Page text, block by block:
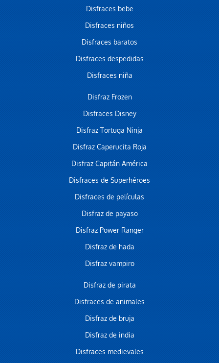
Disfraces bebe
Disfraces niños
Disfraces baratos
Disfraces despedidas
Disfraces niña
Disfraz Frozen
Disfraces Disney
Disfraz Tortuga Ninja
Disfraz Caperucita Roja
Disfraz Capitán América
Disfraces de Superhéroes
Disfraces de películas
Disfraz de payaso
Disfraz Power Ranger
Disfraz de hada
Disfraz vampiro
Disfraz de pirata
Disfraces de animales
Disfraz de bruja
Disfraz de india
Disfraces medievales